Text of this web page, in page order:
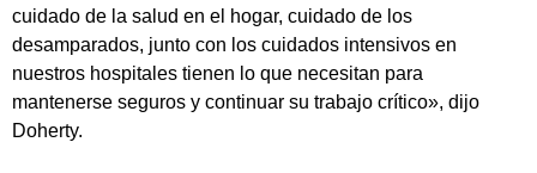
cuidado de la salud en el hogar, cuidado de los
desamparados, junto con los cuidados intensivos en
nuestros hospitales tienen lo que necesitan para
mantenerse seguros y continuar su trabajo crítico», dijo
Doherty.